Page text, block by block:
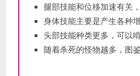
腿部技能和位移加速有关
身体技能主要是产生各种
头部技能种类更多，可以
随着杀死的怪物越多，图